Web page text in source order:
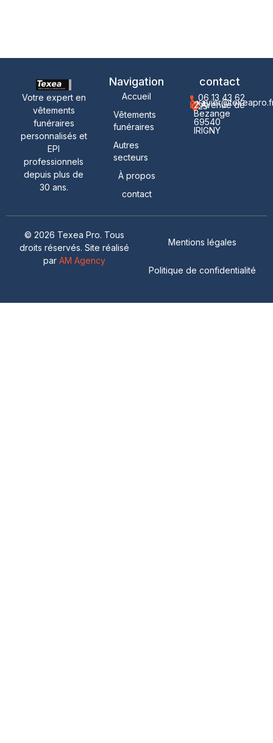
Votre expert en
vêtements
funéraires
personnalisés et
EPI
professionnels
depuis plus de
30 ans.
Navigation
Accueil
Vêtements
funéraires
Autres
secteurs
À propos
contact
contact
06 13 43 62
25
2 Avenue de
Bezange
69540
IRIGNY
© 2026 Texea Pro. Tous
droits réservés. Site réalisé
par AM Agency
Mentions légales
Politique de confidentialité